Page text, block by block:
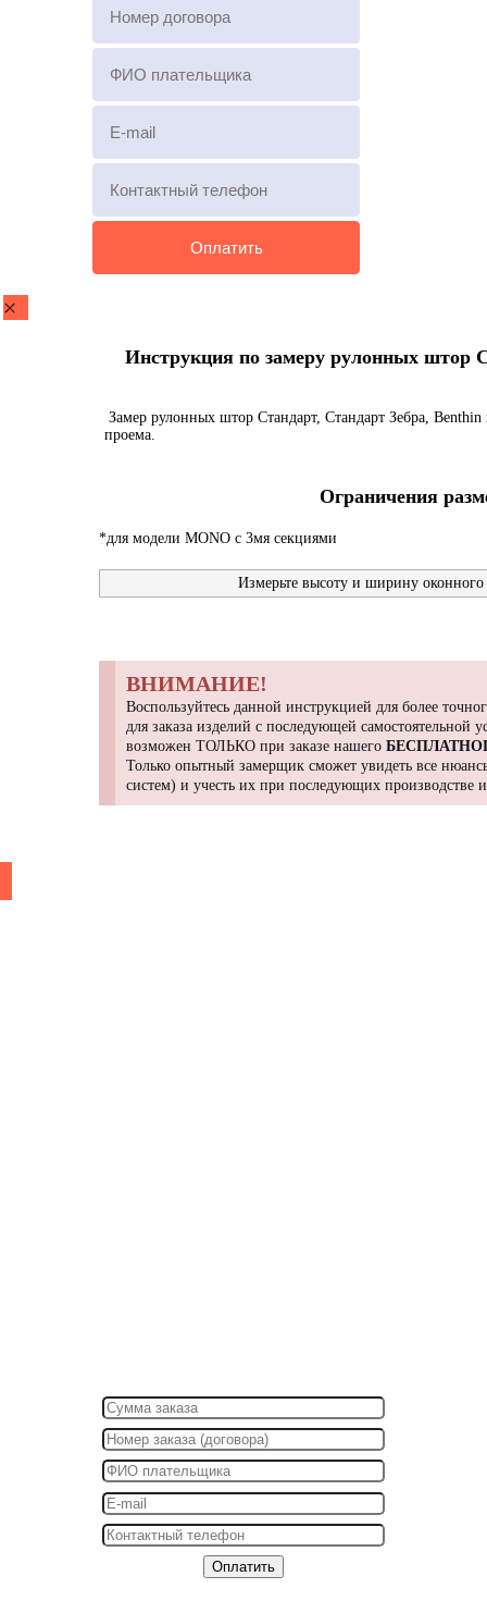
Инструкция по замеру рулонных штор
Замер рулонных штор Стандарт, Стандарт Зебра,
проема.
Ограничения
*для модели MONO с 3мя секциями
Измерьте высоту и ширину оконного
ВНИМАНИЕ!
Воспользуйтесь данной инструкцией для более
для заказа изделий с последующей
возможен ТОЛЬКО при заказе нашего
Только опытный замерщик сможет увидеть все
систем) и учесть их при последующих производстве